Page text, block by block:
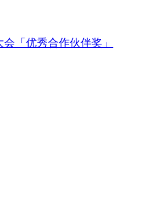
「优秀合作伙伴奖」